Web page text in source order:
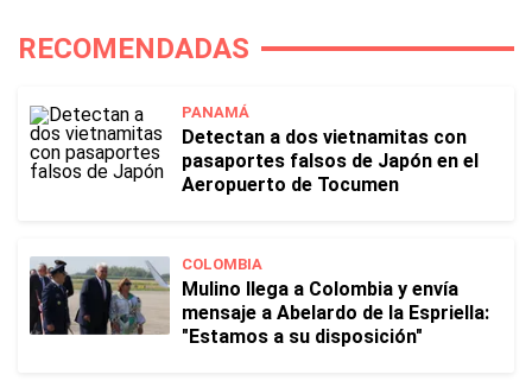
RECOMENDADAS
PANAMÁ
Detectan a dos vietnamitas con
pasaportes falsos de Japón en el
Aeropuerto de Tocumen
COLOMBIA
Mulino llega a Colombia y envía
mensaje a Abelardo de la Espriella:
"Estamos a su disposición"